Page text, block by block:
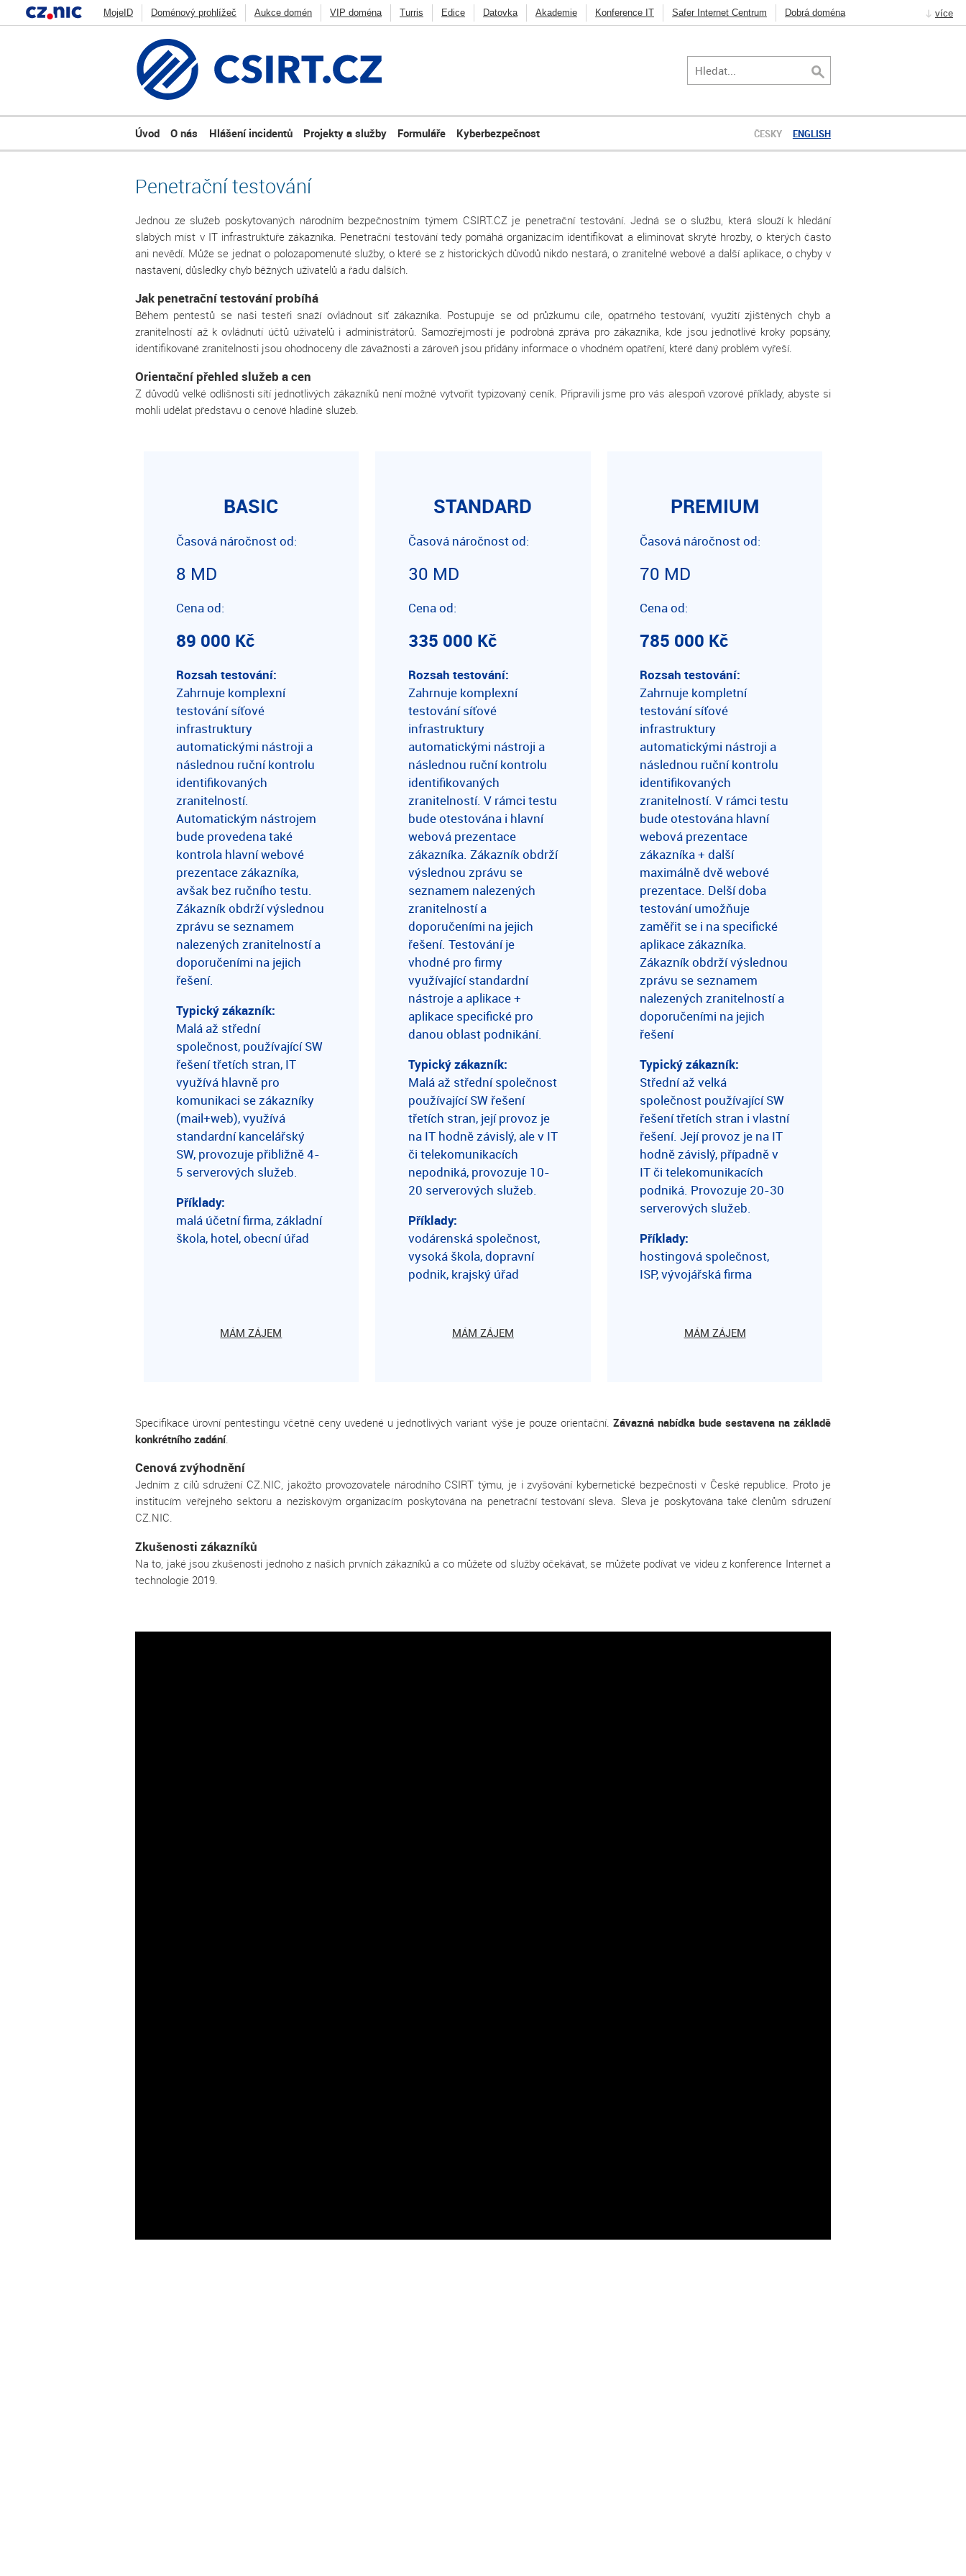
MojeID Doménový prohlížeč Aukce domén VIP doména Turris Edice Datovka Akademie Konference IT Safer Internet Centrum
Dobrá doména
Zonemaster
Skener webu ADAM DNS Anycast Ostatní
více
Úvod O nás Hlášení incidentů Projekty a služby Formuláře Kyberbezpečnost ČESKY ENGLISH
Penetrační testování
Jednou ze služeb poskytovaných národním bezpečnostním týmem CSIRT.CZ je penetrační testování. Jedná se o službu, která slouží k hledání
slabých míst v IT infrastruktuře zákazníka. Penetrační testování tedy pomáhá organizacím identifikovat a eliminovat skryté hrozby, o kterých často
ani nevědí. Může se jednat o polozapomenuté služby, o které se z historických důvodů nikdo nestará, o zranitelné webové a další aplikace, o chyby v
nastavení, důsledky chyb běžných uživatelů a řadu dalších.
Jak penetrační testování probíhá
Během pentestů se naši testeři snaží ovládnout síť zákazníka. Postupuje se od průzkumu cíle, opatrného testování, využití zjištěných chyb a
zranitelností až k ovládnutí účtů uživatelů i administrátorů. Samozřejmostí je podrobná zpráva pro zákazníka, kde jsou jednotlivé kroky popsány,
identifikované zranitelnosti jsou ohodnoceny dle závažnosti a zároveň jsou přidány informace o vhodném opatření, které daný problém vyřeší.
Orientační přehled služeb a cen
Z důvodů velké odlišnosti sítí jednotlivých zákazníků není možné vytvořit typizovaný ceník. Připravili jsme pro vás alespoň vzorové příklady, abyste si
mohli udělat představu o cenové hladině služeb.
BASIC
Časová náročnost od:
8 MD
Cena od:
89 000 Kč
Rozsah testování:
Zahrnuje komplexní
testování síťové
infrastruktury
automatickými nástroji a
následnou ruční kontrolu
identifikovaných
zranitelností.
Automatickým nástrojem
bude provedena také
kontrola hlavní webové
prezentace zákazníka,
avšak bez ručního testu.
Zákazník obdrží výslednou
zprávu se seznamem
nalezených zranitelností a
doporučeními na jejich
řešení.
Typický zákazník:
Malá až střední
společnost, používající SW
řešení třetích stran, IT
využívá hlavně pro
komunikaci se zákazníky
(mail+web), využívá
standardní kancelářský
SW, provozuje přibližně 4-
5 serverových služeb.
Příklady:
malá účetní firma, základní
škola, hotel, obecní úřad
MÁM ZÁJEM
STANDARD
Časová náročnost od:
30 MD
Cena od:
335 000 Kč
Rozsah testování:
Zahrnuje komplexní
testování síťové
infrastruktury
automatickými nástroji a
následnou ruční kontrolu
identifikovaných
zranitelností. V rámci testu
bude otestována i hlavní
webová prezentace
zákazníka. Zákazník obdrží
výslednou zprávu se
seznamem nalezených
zranitelností a
doporučeními na jejich
řešení. Testování je
vhodné pro firmy
využívající standardní
nástroje a aplikace +
aplikace specifické pro
danou oblast podnikání.
Typický zákazník:
Malá až střední společnost
používající SW řešení
třetích stran, její provoz je
na IT hodně závislý, ale v IT
či telekomunikacích
nepodniká, provozuje 10-
20 serverových služeb.
Příklady:
vodárenská společnost,
vysoká škola, dopravní
podnik, krajský úřad
MÁM ZÁJEM
PREMIUM
Časová náročnost od:
70 MD
Cena od:
785 000 Kč
Rozsah testování:
Zahrnuje kompletní
testování síťové
infrastruktury
automatickými nástroji a
následnou ruční kontrolu
identifikovaných
zranitelností. V rámci testu
bude otestována hlavní
webová prezentace
zákazníka + další
maximálně dvě webové
prezentace. Delší doba
testování umožňuje
zaměřit se i na specifické
aplikace zákazníka.
Zákazník obdrží výslednou
zprávu se seznamem
nalezených zranitelností a
doporučeními na jejich
řešení
Typický zákazník:
Střední až velká
společnost používající SW
řešení třetích stran i vlastní
řešení. Její provoz je na IT
hodně závislý, případně v
IT či telekomunikacích
podniká. Provozuje 20-30
serverových služeb.
Příklady:
hostingová společnost,
ISP, vývojářská firma
MÁM ZÁJEM
Specifikace úrovní pentestingu včetně ceny uvedené u jednotlivých variant výše je pouze orientační. Závazná nabídka bude sestavena na základě
konkrétního zadání.
Cenová zvýhodnění
Jedním z cílů sdružení CZ.NIC, jakožto provozovatele národního CSIRT týmu, je i zvyšování kybernetické bezpečnosti v České republice. Proto je
institucím veřejného sektoru a neziskovým organizacím poskytována na penetrační testování sleva. Sleva je poskytována také členům sdružení
CZ.NIC.
Zkušenosti zákazníků
Na to, jaké jsou zkušenosti jednoho z našich prvních zákazníků a co můžete od služby očekávat, se můžete podívat ve videu z konference Internet a
technologie 2019.